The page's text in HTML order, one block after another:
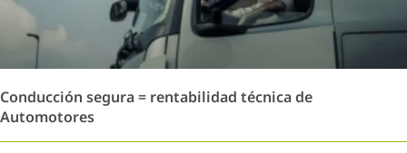
Conducción segura = rentabilidad técnica de
Automotores